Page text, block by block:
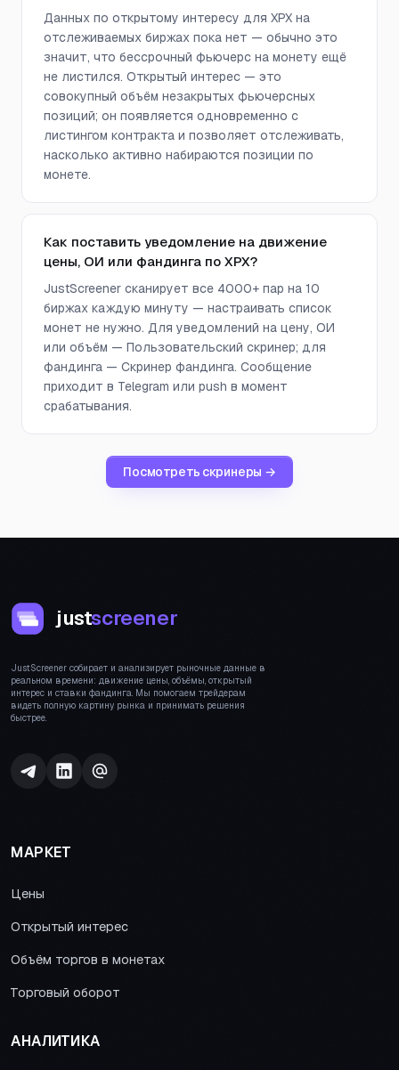
Данных по открытому интересу для XPX на
отслеживаемых биржах пока нет — обычно это
значит, что бессрочный фьючерс на монету ещё
не листился. Открытый интерес — это
совокупный объём незакрытых фьючерсных
позиций; он появляется одновременно с
листингом контракта и позволяет отслеживать,
насколько активно набираются позиции по
монете.
Как поставить уведомление на движение
цены, ОИ или фандинга по XPX?
JustScreener сканирует все 4000+ пар на 10
биржах каждую минуту — настраивать список
монет не нужно. Для уведомлений на цену, ОИ
или объём — Пользовательский скринер; для
фандинга — Скринер фандинга. Сообщение
приходит в Telegram или push в момент
срабатывания.
Посмотреть скринеры →
justscreener
JustScreener собирает и анализирует рыночные данные в
реальном времени: движение цены, объёмы, открытый
интерес и ставки фандинга. Мы помогаем трейдерам
видеть полную картину рынка и принимать решения
быстрее.
МАРКЕТ
Цены
Открытый интерес
Объём торгов в монетах
Торговый оборот
АНАЛИТИКА